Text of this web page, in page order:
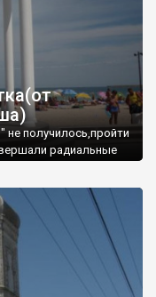
не получилось,пройти
радиальные